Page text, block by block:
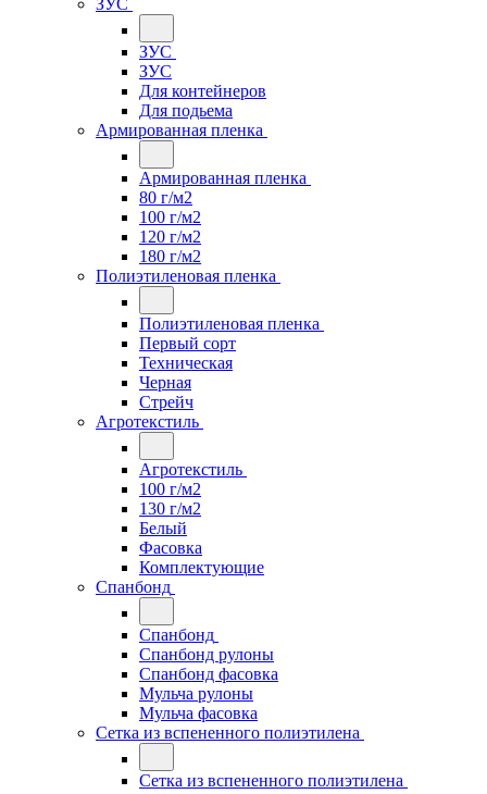
ЗУС
ЗУС
ЗУС
Для контейнеров
Для подьема
Армированная пленка
Армированная пленка
80 г/м2
100 г/м2
120 г/м2
180 г/м2
Полиэтиленовая пленка
Полиэтиленовая пленка
Первый сорт
Техническая
Черная
Стрейч
Агротекстиль
Агротекстиль
100 г/м2
130 г/м2
Белый
Фасовка
Комплектующие
Спанбонд
Спанбонд
Спанбонд рулоны
Спанбонд фасовка
Мульча рулоны
Мульча фасовка
Сетка из вспененного полиэтилена
Сетка из вспененного полиэтилена